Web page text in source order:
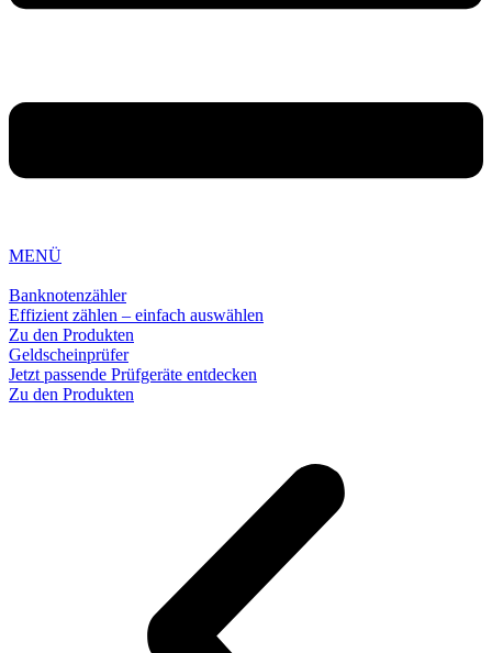
MENÜ
Banknotenzähler
Effizient zählen – einfach auswählen
Zu den Produkten
Geldscheinprüfer
Jetzt passende Prüfgeräte entdecken
Zu den Produkten